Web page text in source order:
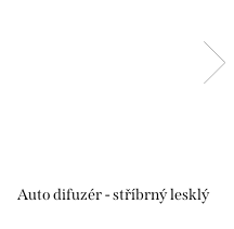
Auto difuzér - stříbrný lesklý